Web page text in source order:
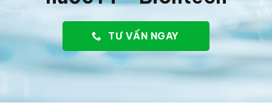
TƯ VẤN NGAY